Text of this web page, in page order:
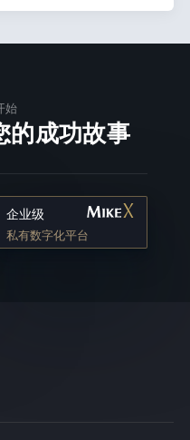
始
的成功故事
企业级
私有数字化平台